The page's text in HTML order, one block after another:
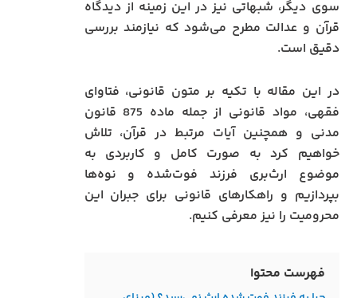
سوی دیگر، شبهاتی نیز در این زمینه از دیدگاه
قرآن و عدالت مطرح می‌شود که نیازمند بررسی
دقیق است.
در این مقاله با تکیه بر متون قانونی، فتاوای
فقهی، مواد قانونی از جمله ماده 875 قانون
مدنی و همچنین آیات مرتبط در قرآن، تلاش
خواهیم کرد به صورت کامل و کاربردی به
موضوع ارث‌بری فرزند فوت‌شده و نوه‌ها
بپردازیم و راهکارهای قانونی برای جبران این
محرومیت را نیز معرفی کنیم.
فهرست محتوا